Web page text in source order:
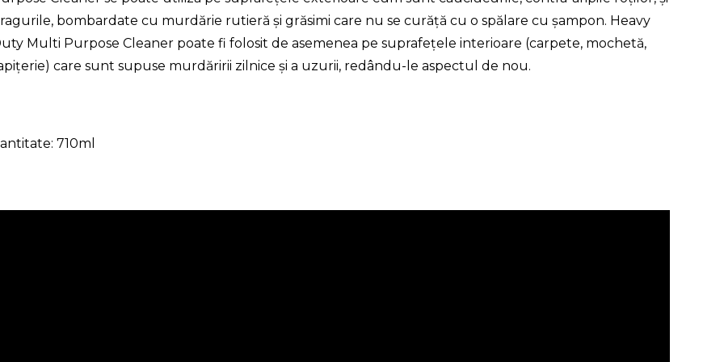
bombardate cu murdărie rutieră și grăsimi care nu se curăță cu o spălare cu șampon. Heavy
Multi Purpose Cleaner poate fi folosit de asemenea pe suprafețele interioare (carpete, mochetă,
care sunt supuse murdăririi zilnice și a uzurii, redându-le aspectul de nou.
710ml